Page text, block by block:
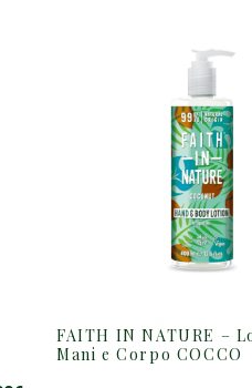
FAITH IN NATURE –
Mani e Corpo COCCO